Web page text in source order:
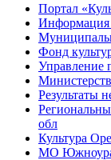
Портал
Информация
Фонд
Управление
Результаты
обл
Культура
МО